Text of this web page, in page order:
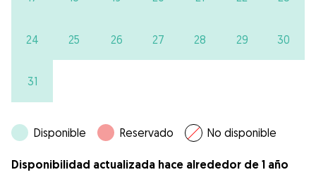
24 25 26 27 28 29 30
31
Disponible Reservado No disponible
Disponibilidad actualizada hace alrededor de 1 año